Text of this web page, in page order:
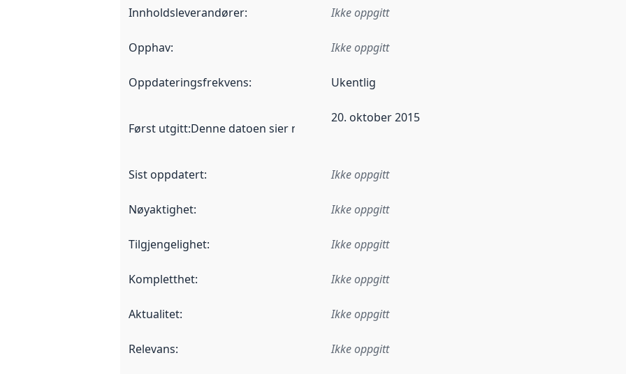
Innholdsleverandører: Ikke oppgitt
Opphav: Ikke oppgitt
Oppdateringsfrekvens: Ukentlig
Først utgitt:Denne datoen sier når dataene i dette datasettet første gang ble utgitt. Det kan
20. oktober 2015
Sist oppdatert: Ikke oppgitt
Nøyaktighet: Ikke oppgitt
Tilgjengelighet: Ikke oppgitt
Kompletthet: Ikke oppgitt
Aktualitet: Ikke oppgitt
Relevans: Ikke oppgitt